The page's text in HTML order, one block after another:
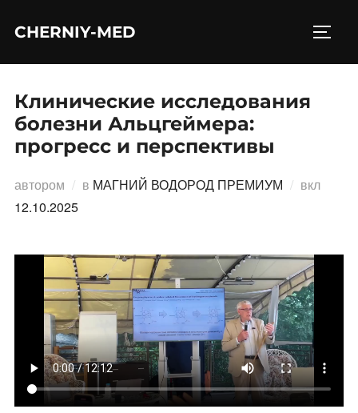
CHERNIY-MED
Клинические исследования
болезни Альцгеймера:
прогресс и перспективы
автором в МАГНИЙ ВОДОРОД ПРЕМИУМ вкл
12.10.2025